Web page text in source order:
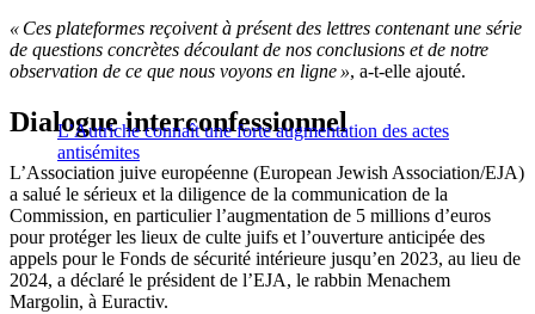
« Ces plateformes reçoivent à présent des lettres contenant une série
de questions concrètes découlant de nos conclusions et de notre
observation de ce que nous voyons en ligne », a-t-elle ajouté.
L’Autriche connaît une forte augmentation des actes
antisémites
Dialogue interconfessionnel
L’Association juive européenne (European Jewish Association/EJA)
a salué le sérieux et la diligence de la communication de la
Commission, en particulier l’augmentation de 5 millions d’euros
pour protéger les lieux de culte juifs et l’ouverture anticipée des
appels pour le Fonds de sécurité intérieure jusqu’en 2023, au lieu de
2024, a déclaré le président de l’EJA, le rabbin Menachem
Margolin, à Euractiv.